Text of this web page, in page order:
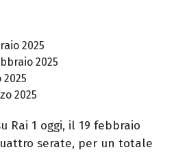
2025
2025
2025
Rai 1 oggi, il 19 febbraio
serate, per un totale